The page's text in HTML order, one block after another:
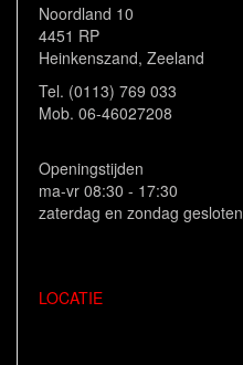
Noordland 10
4451 RP
Heinkenszand, Zeeland
Tel. (0113) 769 033
Mob. 06-46027208
Openingstijden
ma-vr 08:30 - 17:30
zaterdag en zondag gesloten
LOCATIE